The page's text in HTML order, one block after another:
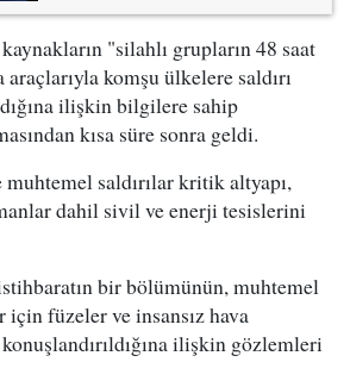
"silahlı grupların 48 saat
komşu ülkelere saldırı
ilişkin bilgilere sahip
kısa süre sonra geldi.
saldırılar kritik altyapı,
dahil sivil ve enerji tesislerini
bir bölümünün, muhtemel
için füzeler ve insansız hava
ilişkin gözlemleri